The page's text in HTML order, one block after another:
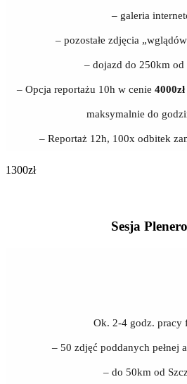
– galeria
– pozostałe zdjęcia
– dojazd do 250km od
– Opcja reportażu 10h w cenie 4000zł
maksymalnie do
– Reportaż 12h, 100x odbitek
1300zł
Sesja
Ok. 2-4 godz. pracy
– 50 zdjęć poddanych pełnej
– do 50km od